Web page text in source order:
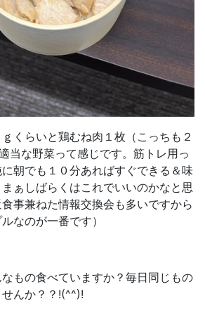
くらいと鶏むね肉１枚（こっちも２
当な野菜って感じです。筋トレ用っ
朝でも１０分あればすぐできる＆味
ぁしばらくはこれでいいのかなと思
事兼ねた情報交換会も多いですから
なのが一番です）
もの食べていますか？毎日同じもの
んか？？!(^^)!